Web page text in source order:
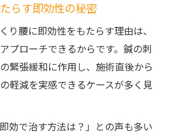
らす即効性の秘密
り腰に即効性をもたらす理由は、
プローチできるからです。鍼の刺
緊張緩和に作用し、施術直後から
軽減を実感できるケースが多く見
効で治す方法は？」との声も多い